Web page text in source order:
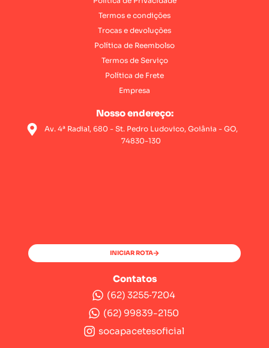
Termos e condições
Trocas e devoluções
Política de Reembolso
Termos de Serviço
Política de Frete
Empresa
Nosso endereço:
Av. 4ª Radial, 680 - St. Pedro Ludovico, Goiânia - GO,
74830-130
INICIAR ROTA
Contatos
(62) 3255‑7204‬
(62) 99839-2150
socapacetesoficial